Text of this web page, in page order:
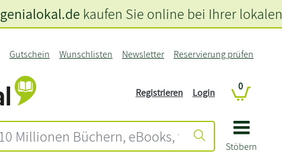
Stöbern
Gutschein Wunschlisten Newsletter Reservierung prüfen
Registrieren Login
0
genialokal.de kaufen Sie online bei Ihrer lokalen